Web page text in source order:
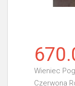
Wieniec
Czerwona